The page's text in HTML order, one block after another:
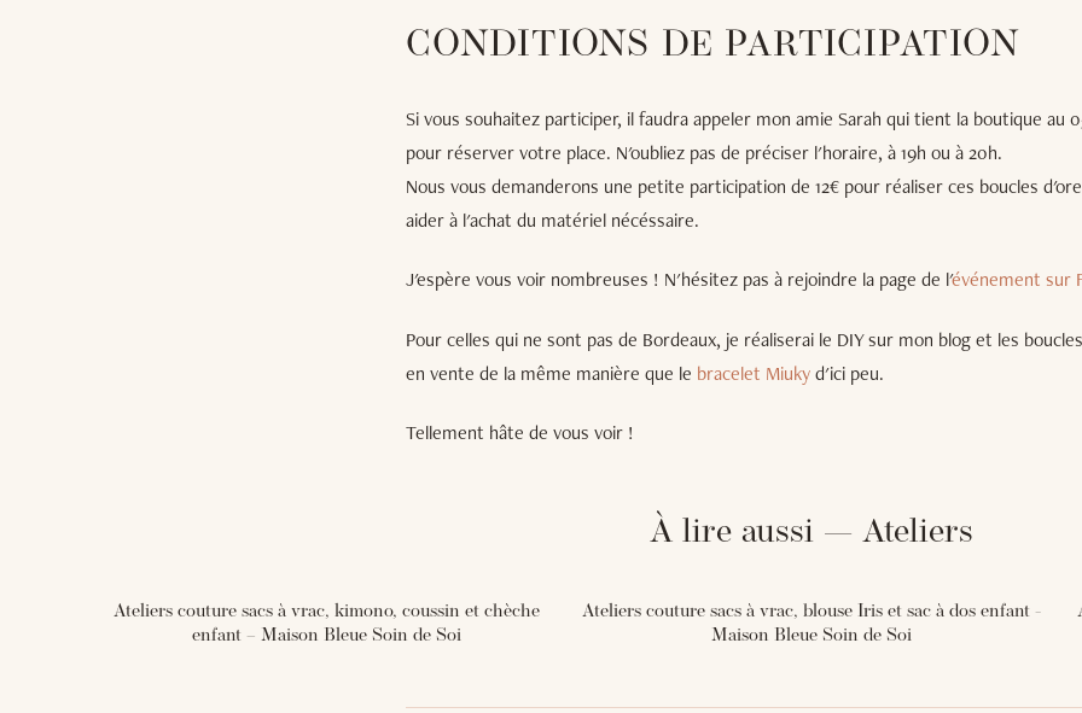
CONDITIONS DE PARTICIPATION
Si vous souhaitez participer, il faudra appeler mon amie Sarah qui tient la boutique au
pour réserver votre place. N'oubliez pas de préciser l'horaire, à 19h ou à 20h.
Nous vous demanderons une petite participation de 12€ pour réaliser ces boucles
aider à l'achat du matériel nécéssaire.
J'espère vous voir nombreuses ! N'hésitez pas à rejoindre la page de l'événement sur
Pour celles qui ne sont pas de Bordeaux, je réaliserai le DIY sur mon blog et les
en vente de la même manière que le bracelet Miukyd'ici peu.
Tellement hâte de vous voir !
À lire aussi — Ateliers
Ateliers couture sacs à vrac, kimono, coussin et chèche
enfant – Maison Bleue Soin de Soi
Ateliers couture sacs à vrac, blouse Iris et sac à dos enfant -
Maison Bleue Soin de Soi